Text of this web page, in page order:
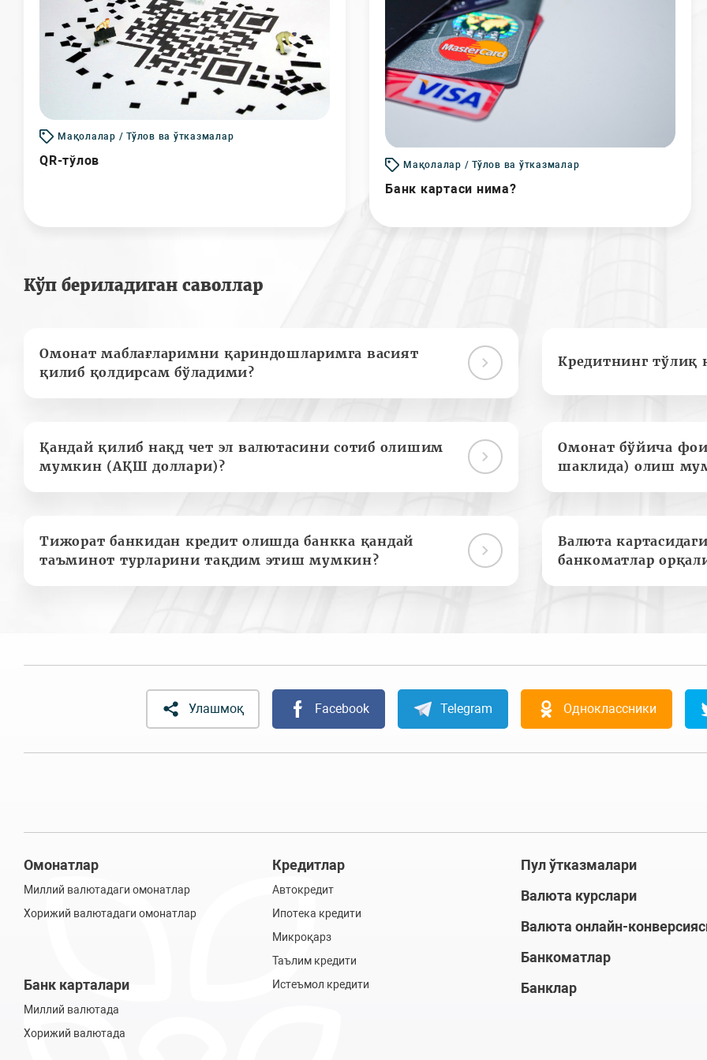
Мақолалар / Тўлов ва ўтказмалар
QR-тўлов Мақолалар / Тўлов ва ўтказмалар
Банк картаси нима?
Кўп бериладиган саволлар
Омонат маблағларимни қариндошларимга васият
қилиб қолдирсам бўладими?
Кредитнинг тўлиқ
Қандай қилиб нақд чет эл валютасини сотиб олишим
мумкин (АҚШ доллари)?
Омонат бўйича
шаклида) олиш
Тижорат банкидан кредит олишда банкка қандай
таъминот турларини тақдим этиш мумкин?
Валюта
банкоматлар
Улашмоқ Facebook Telegram Одноклассники
Омонатлар
Миллий валютадаги омонатлар
Хорижий валютадаги омонатлар
Банк карталари
Миллий валютада
Хорижий валютада
Кредитлар
Автокредит
Ипотека кредити
Микроқарз
Таълим кредити
Истеъмол кредити
Пул ўтказмалари
Валюта курслари
Валюта онлайн-
Банкоматлар
Банклар